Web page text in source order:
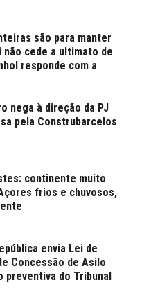
são para manter
não cede a ultimato de
responde com a
nega à direção da PJ
pela Construbarcelos
continente muito
frios e chuvosos,
envia Lei de
Concessão de Asilo
preventiva do Tribunal